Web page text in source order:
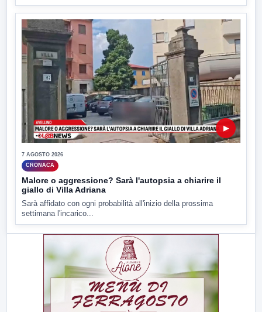
▶
7 AGOSTO 2026
CRONACA
Malore o aggressione? Sarà l'autopsia a chiarire il
giallo di Villa Adriana
Sarà affidato con ogni probabilità all'inizio della prossima
settimana l'incarico...